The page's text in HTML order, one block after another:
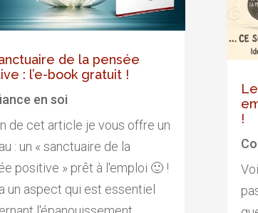
de la pensée
: l’e-book gratuit !
en soi
de cet article je vous offre un
: un « sanctuaire de la
positive » prêt à l'emploi 🙂 !
un aspect qui est essentiel
!